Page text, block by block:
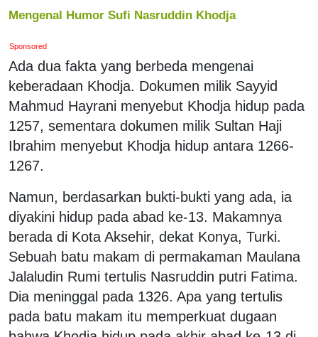
Mengenal Humor Sufi Nasruddin Khodja
Sponsored
Ada dua fakta yang berbeda mengenai
keberadaan Khodja. Dokumen milik Sayyid
Mahmud Hayrani menyebut Khodja hidup pada
1257, sementara dokumen milik Sultan Haji
Ibrahim menyebut Khodja hidup antara 1266-
1267.
Namun, berdasarkan bukti-bukti yang ada, ia
diyakini hidup pada abad ke-13. Makamnya
berada di Kota Aksehir, dekat Konya, Turki.
Sebuah batu makam di permakaman Maulana
Jalaludin Rumi tertulis Nasruddin putri Fatima.
Dia meninggal pada 1326. Apa yang tertulis
pada batu makam itu memperkuat dugaan